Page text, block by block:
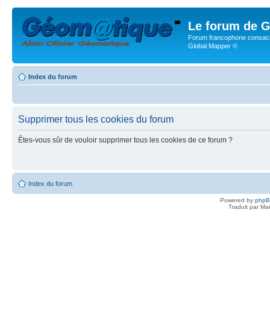
Le forum de
Forum francophone
Global Mapper ©
Index du forum
Supprimer tous les cookies du forum
Êtes-vous sûr de vouloir supprimer tous les cookies de ce forum ?
Index du forum
Powered by
Traduit par